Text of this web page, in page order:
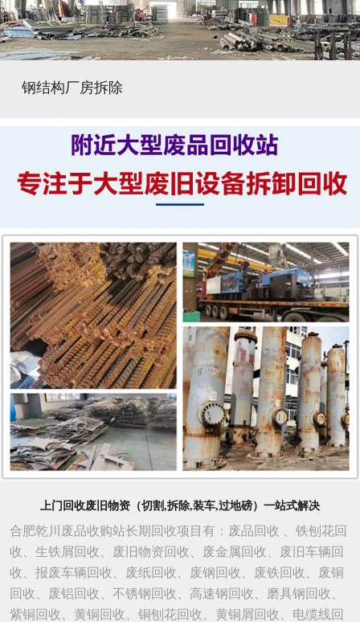
钢结构厂房拆除
上门回收废旧物资（切割,拆除,装车,过地磅）一站式解决
合肥乾川废品收购站长期回收项目有：废品回收 、铁刨花回
收、生铁屑回收、废旧物资回收、废金属回收、废旧车辆回
收、报废车辆回收、废纸回收、废钢回收、废铁回收、废铜
回收、废铝回收、不锈钢回收、高速钢回收、磨具钢回收、
紫铜回收、黄铜回收、铜刨花回收、黄铜屑回收、电缆线回